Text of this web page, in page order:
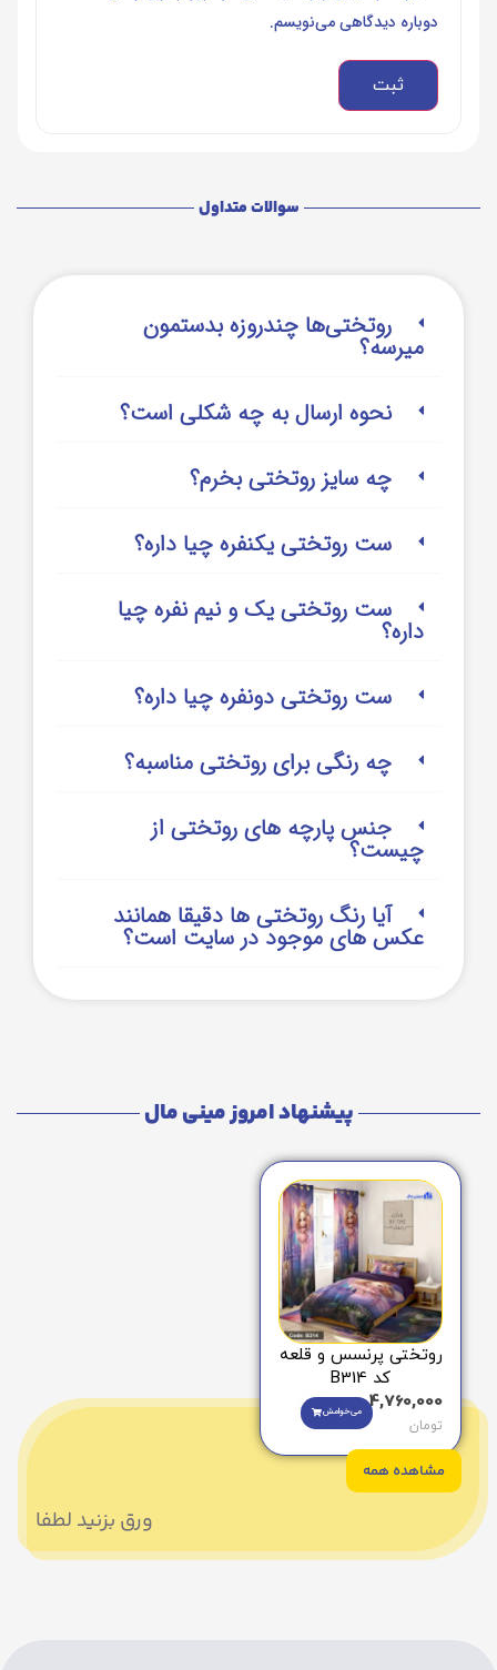
دوباره دیدگاهی می‌نویسم.
سوالات متداول
روتختی‌‌ها چندروزه بدستمون
میرسه؟
نحوه ارسال به چه شکلی است؟
چه سایز روتختی بخرم؟
ست روتختی یکنفره چیا داره؟
ست روتختی یک و نیم نفره چیا
داره؟
ست روتختی دونفره چیا داره؟
چه رنگی برای روتختی مناسبه؟
جنس پارچه های روتختی از
چیست؟
آیا رنگ روتختی ها دقیقا همانند
عکس های موجود در سایت است؟
پیشنهاد امروز مینی مال
روتختی پرنسس و قلعه
کد B314
4,760,000
تومان
می‌خوامش
مشاهده همه
ورق بزنید لطفا